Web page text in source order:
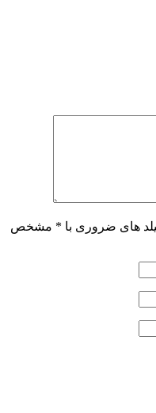
های ضروری با * مشخص